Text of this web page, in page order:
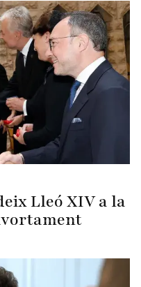
Lleó XIV a la